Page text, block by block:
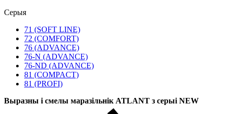
Серыя
71 (SOFT LINE)
72 (COMFORT)
76 (ADVANCE)
76-N (ADVANCE)
76-ND (ADVANCE)
81 (COMPACT)
81 (PROFI)
Выразны і смелы маразільнік ATLANT з серыі NEW